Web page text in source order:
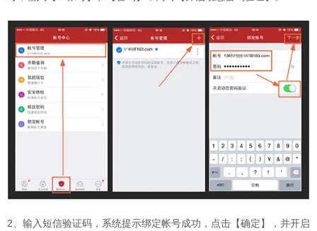
2、输入短信验证码，系统提示绑定帐号成功，点击【确定】，并开启